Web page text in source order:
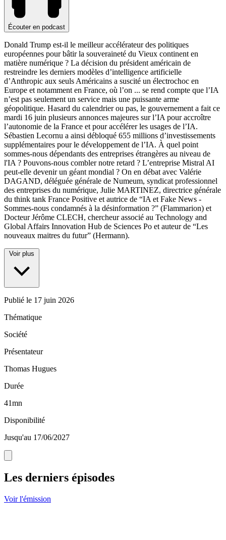
Écouter en podcast
Donald Trump est-il le meilleur accélérateur des politiques
européennes pour bâtir la souveraineté du Vieux continent en
matière numérique ? La décision du président américain de
restreindre les derniers modèles d’intelligence artificielle
d’Anthropic aux seuls Américains a suscité un électrochoc en
Europe et notamment en France, où l’on ... se rend compte que l’IA
n’est pas seulement un service mais une puissante arme
géopolitique. Hasard du calendrier ou pas, le gouvernement a fait ce
mardi 16 juin plusieurs annonces majeures sur l’IA pour accroître
l’autonomie de la France et pour accélérer les usages de l’IA.
Sébastien Lecornu a ainsi débloqué 655 millions d’investissements
supplémentaires pour le développement de l’IA. À quel point
sommes-nous dépendants des entreprises étrangères au niveau de
l'IA ? Pouvons-nous combler notre retard ? L’entreprise Mistral AI
peut-elle devenir un géant mondial ? On en débat avec Valérie
DAGAND, déléguée générale de Numeum, syndicat professionnel
des entreprises du numérique, Julie MARTINEZ, directrice générale
du think tank France Positive et autrice de “IA et Fake News -
Sommes-nous condamnés à la désinformation ?” (Flammarion) et
Docteur Jérôme CLECH, chercheur associé au Technology and
Global Affairs Innovation Hub de Sciences Po et auteur de “Les
nouveaux maitres du futur” (Hermann).
Voir plus
Publié le 17 juin 2026
Thématique
Société
Présentateur
Thomas Hugues
Durée
41mn
Disponibilité
Jusqu'au 17/06/2027
Les derniers épisodes
Voir l'émission